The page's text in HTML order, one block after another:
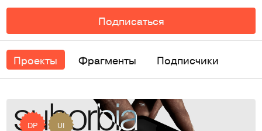
Проекты Фрагменты Подписчики
Подписаться
DP UI